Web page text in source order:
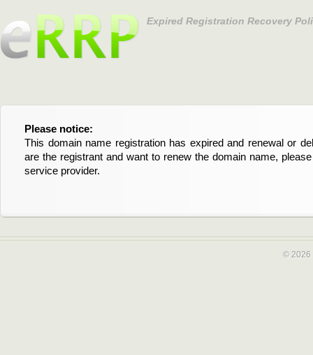
Expired Registration Recovery
Please notice:
This domain name registration has expired and renewal or
are the registrant and want to renew the domain name,
service provider.
Bitte beachten Sie:
Diese Domainregistrierung ist abgelaufen und die
Domain stehen an. Wenn Sie der Registrant sind und
verlängern möchten, kontaktieren Sie bitte Ihren Service-
© 2026